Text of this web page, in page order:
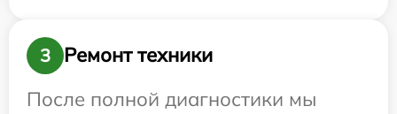
3
Ремонт техники
После полной диагностики мы